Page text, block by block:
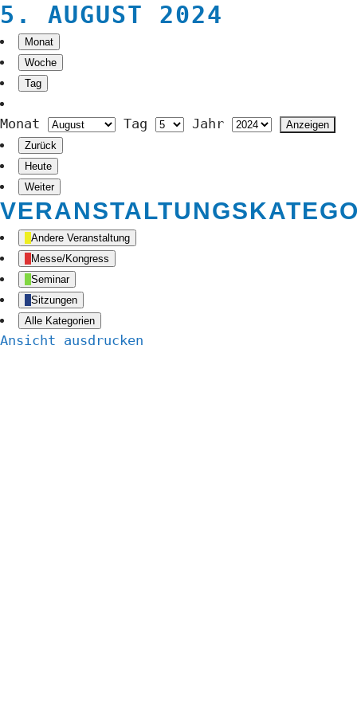
5. AUGUST 2024
Monat
Woche
Tag
Monat Tag Jahr
Zurück
Heute
Weiter
Andere Veranstaltung
Messe/Kongress
Seminar
Sitzungen
Alle Kategorien
Ansicht ausdrucken